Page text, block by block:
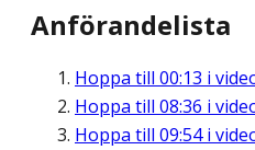
Anförandelista
Hoppa till 00:13 i
Hoppa till 08:36 i
Hoppa till 09:54i